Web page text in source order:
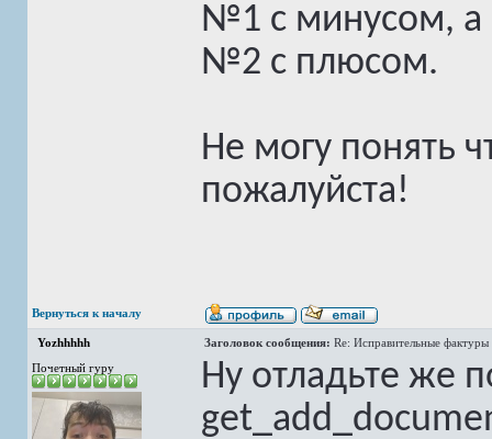
№1 с минусом, а
№2 с плюсом.
Не могу понять
пожалуйста!
Вернуться к началу
Yozhhhhh Заголовок сообщения: Re: Исправительные фактуры
Почетный гуру
Ну отладьте же